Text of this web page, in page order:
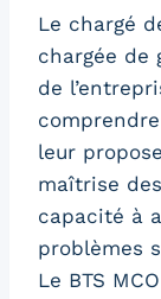
Le chargé
chargée de
de
leur
maîtrise
capacité à
problèmes
Le BTS